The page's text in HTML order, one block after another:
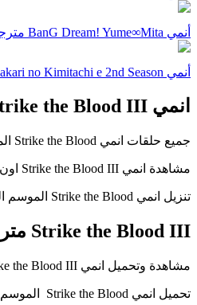
أنمي BanG Dream! Yume∞Mita مترجم الموسم الأول
أنمي Hanazakari no Kimitachi e 2nd Season مترجم الموسم الثاني
انمي Strike the Blood III مترجم كامل
جميع حلقات انمي Strike the Blood الموسم الثالث مترجمة كاملة
مشاهدة انمي Strike the Blood III اون لاين
تنزيل انمي Strike the Blood الموسم الثالث مترجم
Strike the Blood III مترجم
مشاهدة وتحميل انمي Strike the Blood III
تحميل انمي Strike the Blood الموسم الثالث بجودة عالية